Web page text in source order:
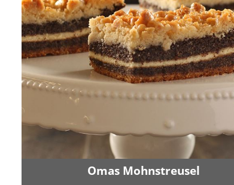
Omas Mohnstreusel